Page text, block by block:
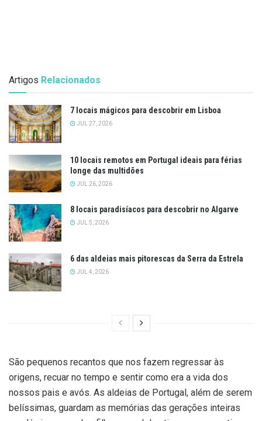
Artigos Relacionados
7 locais mágicos para descobrir em Lisboa
JUL 27, 2026
10 locais remotos em Portugal ideais para férias
longe das multidões
JUL 26, 2026
8 locais paradisíacos para descobrir no Algarve
JUL 5, 2026
6 das aldeias mais pitorescas da Serra da Estrela
JUL 4, 2026
São pequenos recantos que nos fazem regressar às
origens, recuar no tempo e sentir como era a vida dos
nossos pais e avós. As aldeias de Portugal, além de serem
belíssimas, guardam as memórias das gerações inteiras